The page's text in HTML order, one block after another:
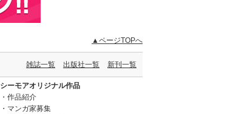
▲ページTOPへ
雑誌一覧 出版社一覧 新刊一覧
シーモアオリジナル作品
作品紹介
マンガ家募集